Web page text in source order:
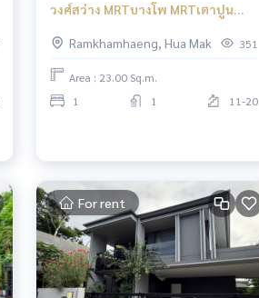
วงศ์สว่าง MRTบางโพ MRTเตาปูน
Ramkhamhaeng, Hua Mak
351
Area : 23.00 Sq.m.
1
1 11-20
For rent